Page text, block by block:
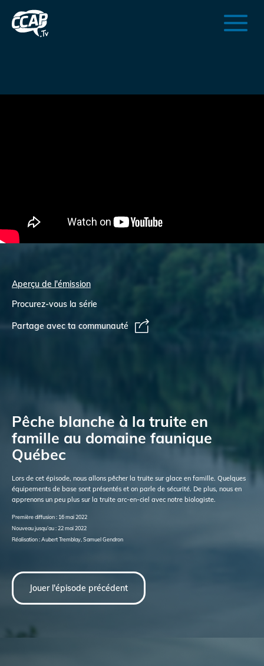
Aperçu de l'émission
Procurez-vous la série
Partage avec ta communauté
Pêche blanche à la truite en
famille au domaine faunique
Québec
Lors de cet épisode, nous allons pêcher la truite sur glace en famille. Quelques
équipements de base sont présentés et on parle de sécurité. De plus, nous en
apprenons un peu plus sur la truite arc-en-ciel avec notre biologiste.
Première diffusion : 16 mai 2022
Nouveau jusqu’au : 22 mai 2022
Réalisation : Aubert Tremblay, Samuel Gendron
Jouer l'épisode précédent